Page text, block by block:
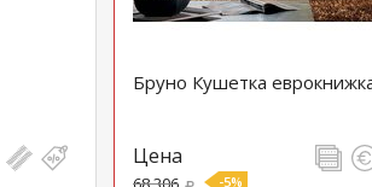
Бруно Кушетка
Цена
-5%